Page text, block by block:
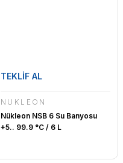
TEKLİF AL
NÜKLEON
Nükleon NSB 6 Su Banyosu
+5.. 99.9 °C / 6 L